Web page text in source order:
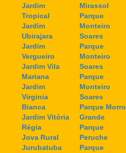
Jardim
Tropical
Jardim
Ubirajara
Jardim
Vergueiro
Jardim Vila
Mariana
Jardim
Virginia
Bianca
Jardim Vitória
Régia
Jova Rural
Jurubatuba
Mirassol
Parque
Monteiro
Soares
Parque
Monteiro
Soares
Parque
Monteiro
Soares
Parque Morro
Grande
Parque
Peruche
Parque